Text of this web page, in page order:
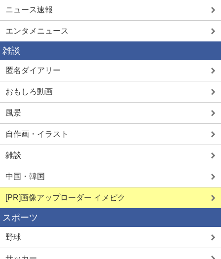
ニュース速報
エンタメニュース
雑談
匿名ダイアリー
おもしろ動画
風景
自作画・イラスト
雑談
中国・韓国
[PR]画像アップローダー イメピク
スポーツ
野球